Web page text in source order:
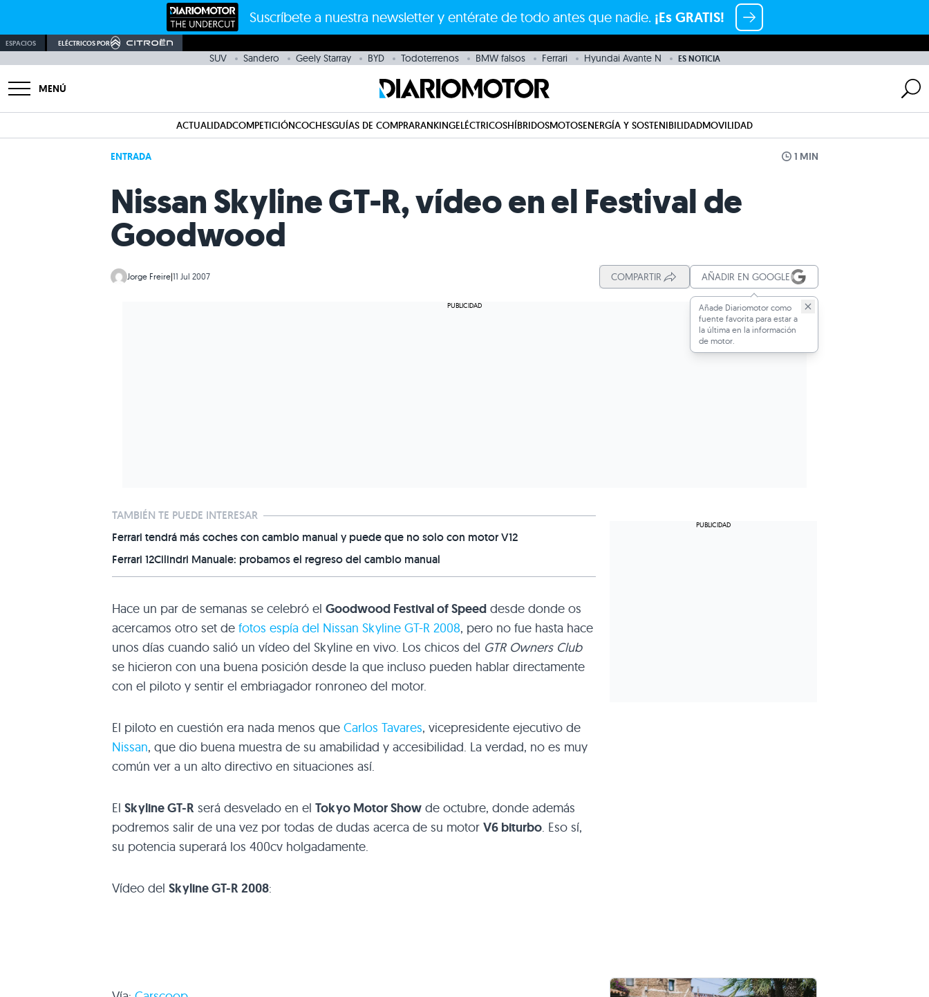
Suscríbete a nuestra newsletter y entérate de todo antes que nadie. ¡Es GRATIS!
ESPACIOS ELÉCTRICOS POR
SUV Sandero Geely Starray BYD Todoterrenos BMW falsos Ferrari Hyundai Avante N ES NOTICIA
MENÚ
ACTUALIDADCOMPETICIÓNCOCHESGUÍAS DE COMPRARANKINGELÉCTRICOSHÍBRIDOSMOTOSENERGÍA Y SOSTENIBILIDADMOVILIDAD
ENTRADA 1 MIN
Nissan Skyline GT-R, vídeo en el Festival de
Goodwood
Jorge Freire|11 Jul 2007 COMPARTIR AÑADIR EN GOOGLE
Añade Diariomotor como
fuente favorita para estar a
la última en la información
de motor.
TAMBIÉN TE PUEDE INTERESAR
Ferrari tendrá más coches con cambio manual y puede que no solo con motor V12
Ferrari 12Cilindri Manuale: probamos el regreso del cambio manual
Hace un par de semanas se celebró el Goodwood Festival of Speed desde donde os
acercamos otro set de fotos espía del Nissan Skyline GT-R 2008, pero no fue hasta hace
unos días cuando salió un vídeo del Skyline en vivo. Los chicos del GTR Owners Club
se hicieron con una buena posición desde la que incluso pueden hablar directamente
con el piloto y sentir el embriagador ronroneo del motor.
El piloto en cuestión era nada menos que Carlos Tavares, vicepresidente ejecutivo de
Nissan, que dio buena muestra de su amabilidad y accesibilidad. La verdad, no es muy
común ver a un alto directivo en situaciones así.
El Skyline GT-R será desvelado en el Tokyo Motor Show de octubre, donde además
podremos salir de una vez por todas de dudas acerca de su motor V6 biturbo. Eso sí,
su potencia superará los 400cv holgadamente.
Vídeo del Skyline GT-R 2008: